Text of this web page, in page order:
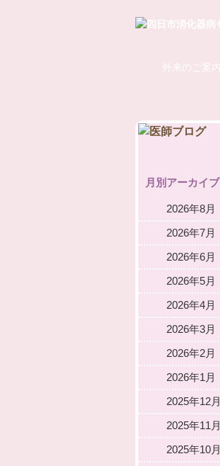
外来のご案内
月別アーカイブ
2026年8月
2026年7月
2026年6月
2026年5月
2026年4月
2026年3月
2026年2月
2026年1月
2025年12月
2025年11月
2025年10月